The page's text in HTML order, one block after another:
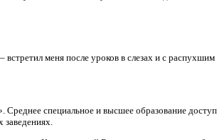
меня после уроков в слезах и с
специальное и высшее образование
заведениях.